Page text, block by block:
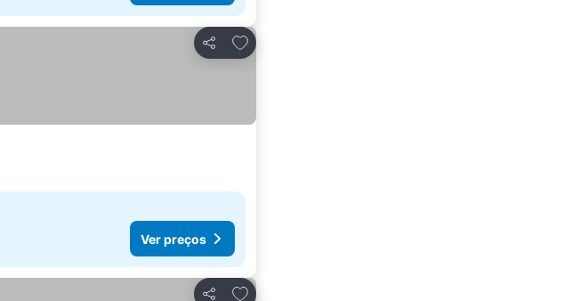
Partilhar
Adicionar aos favoritos
Ver preços
Adicionar aos favoritos